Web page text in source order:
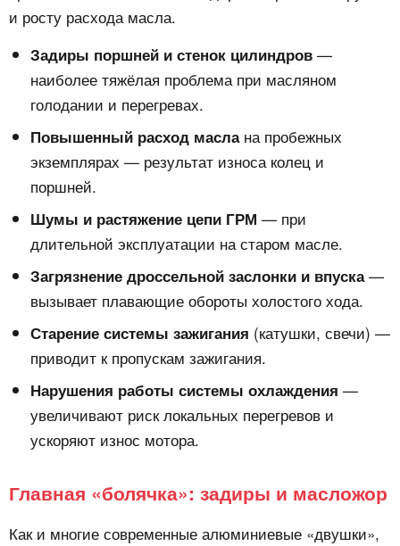
и росту расхода масла.
Задиры поршней и стенок цилиндров —
наиболее тяжёлая проблема при масляном
голодании и перегревах.
Повышенный расход маслана пробежных
экземплярах — результат износа колец и
поршней.
Шумы и растяжение цепи ГРМ — при
длительной эксплуатации на старом масле.
Загрязнение дроссельной заслонки и впуска—
вызывает плавающие обороты холостого хода.
Старение системы зажигания (катушки, свечи) —
приводит к пропускам зажигания.
Нарушения работы системы охлаждения —
увеличивают риск локальных перегревов и
ускоряют износ мотора.
Главная «болячка»: задиры и масложор
Как и многие современные алюминиевые «двушки»,